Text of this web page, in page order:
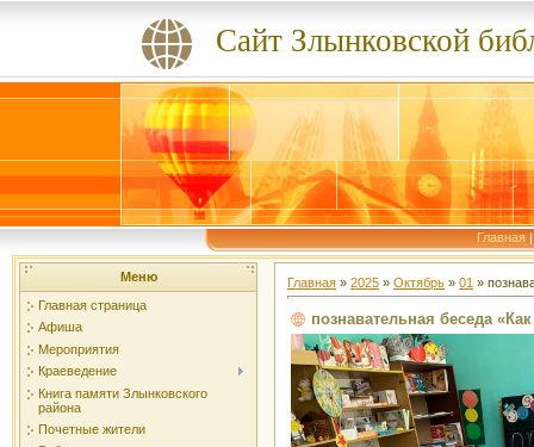
Сайт Злынковской
Главная
Меню
Главная страница
Афиша
Мероприятия
Краеведение
Книга памяти Злынковского
района
Почетные жители
Главная » 2025 » Октябрь » 01 »
познавательная беседа